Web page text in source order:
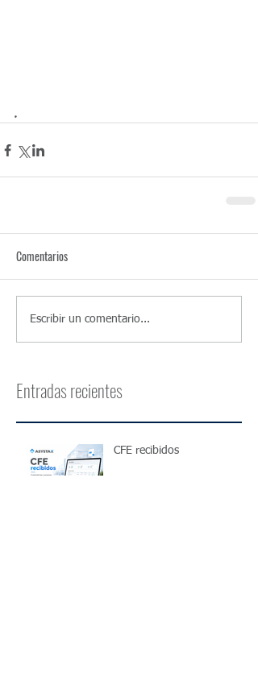
.
Comentarios
Escribir un comentario...
Entradas recientes
CFE recibidos